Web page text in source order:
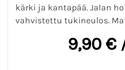
kärki ja kantapää. Jalan
vahvistettu tukineulos.
9,90 €